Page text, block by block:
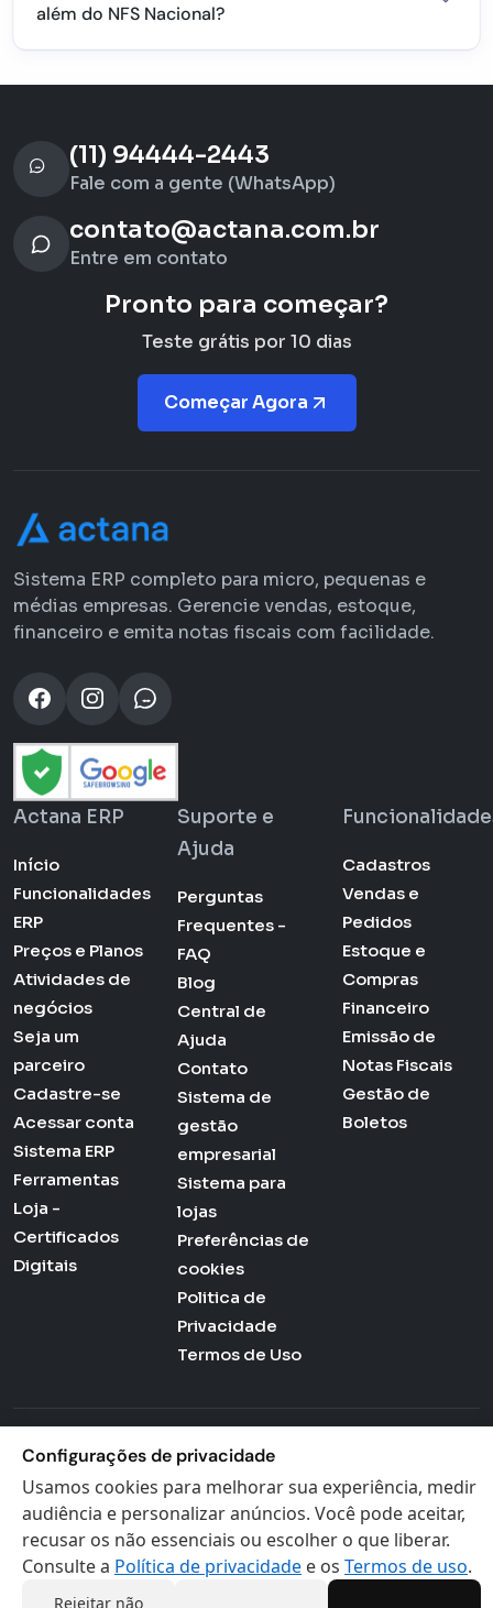
além do NFS Nacional?
(11) 94444-2443
Fale com a gente (WhatsApp)
contato@actana.com.br
Entre em contato
Pronto para começar?
Teste grátis por 10 dias
Começar Agora
Sistema ERP completo para micro, pequenas e
médias empresas. Gerencie vendas, estoque,
financeiro e emita notas fiscais com facilidade.
Actana ERP
Início
Funcionalidades
ERP
Preços e Planos
Atividades de
negócios
Seja um
parceiro
Cadastre-se
Acessar conta
Sistema ERP
Ferramentas
Loja -
Certificados
Digitais
Suporte e
Ajuda
Perguntas
Frequentes -
FAQ
Blog
Central de
Ajuda
Contato
Sistema de
gestão
empresarial
Sistema para
lojas
Preferências de
cookies
Politica de
Privacidade
Termos de Uso
Cadastros
Vendas e
Pedidos
Estoque e
Compras
Financeiro
Emissão de
Notas Fiscais
Gestão de
Boletos
Actana © 2026 - Todos os direitos reservados
Configurações de privacidade
Usamos cookies para melhorar sua experiência, medir
audiência e personalizar anúncios. Você pode aceitar,
recusar os não essenciais ou escolher o que liberar.
Consulte a Política de privacidade e os Termos de uso.
Rejeitar não